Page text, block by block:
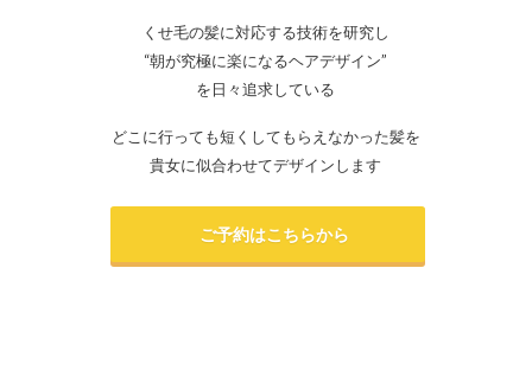
くせ毛の髪に対応する技術を研究し
“朝が究極に楽になるヘアデザイン”
を日々追求している
どこに行っても短くしてもらえなかった髪を
貴女に似合わせてデザインします
ご予約はこちらから